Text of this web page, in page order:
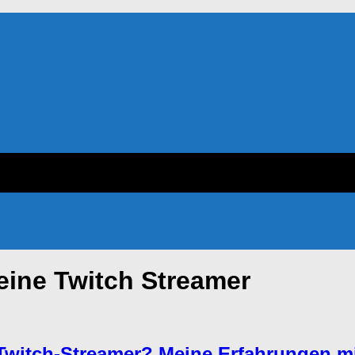
Twitch Streamer